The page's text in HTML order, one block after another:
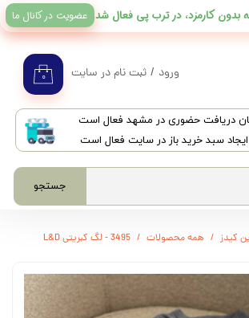
دریافت حضوری در مشهد فعال است
ایجاد سبد خرید باز در سایت فعال است
جستجو
۰ ورود / ثبت نام در سایت
عضویت در کانال ما
کیدز همه محصولات 3495 - لگ کبریتی L&D